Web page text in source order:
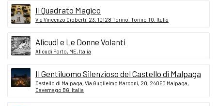
Il Quadrato Magico
Via Vincenzo Gioberti, 23, 10128 Torino, Torino TO, Italia
Alicudi e Le Donne Volanti
Alicudi Porto, ME, Italia
Il Gentiluomo Silenzioso del Castello di Malpaga
Castello di Malpaga, Via Guglielmo Marconi, 20, 24050 Malpaga,
Cavernago BG, Italia